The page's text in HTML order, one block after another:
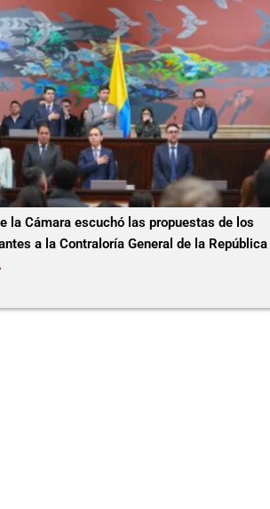
la Cámara escuchó las propuestas de los
a la Contraloría General de la República